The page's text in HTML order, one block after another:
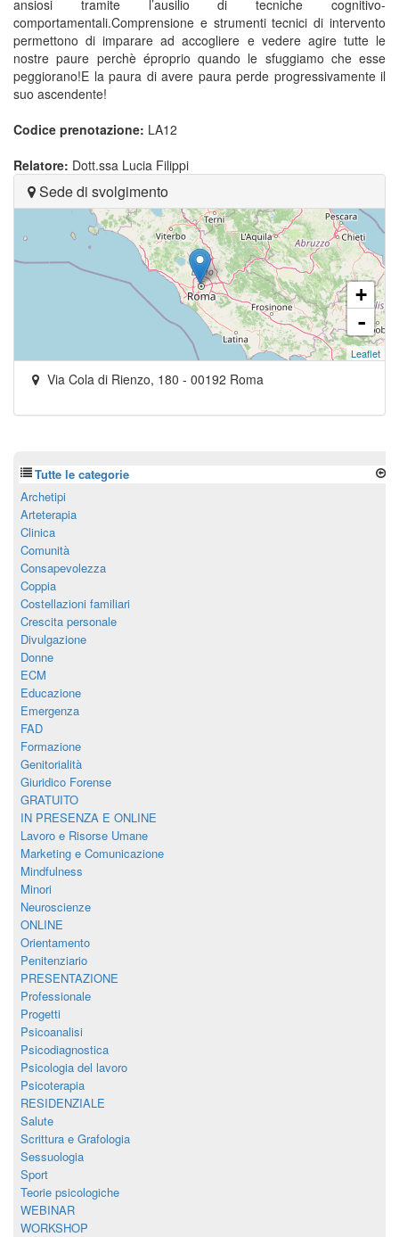
ansiosi tramite l’ausilio di tecniche cognitivo-
comportamentali.Comprensione e strumenti tecnici di intervento
permettono di imparare ad accogliere e vedere agire tutte le
nostre paure perchè éproprio quando le sfuggiamo che esse
peggiorano!E la paura di avere paura perde progressivamente il
suo ascendente!
Codice prenotazione: LA12
Relatore: Dott.ssa Lucia Filippi
Sede di svolgimento
+
-
Leaflet
Via Cola di Rienzo, 180 - 00192 Roma
Tutte le categorie
Archetipi
Arteterapia
Clinica
Comunità
Consapevolezza
Coppia
Costellazioni familiari
Crescita personale
Divulgazione
Donne
ECM
Educazione
Emergenza
FAD
Formazione
Genitorialità
Giuridico Forense
GRATUITO
IN PRESENZA E ONLINE
Lavoro e Risorse Umane
Marketing e Comunicazione
Mindfulness
Minori
Neuroscienze
ONLINE
Orientamento
Penitenziario
PRESENTAZIONE
Professionale
Progetti
Psicoanalisi
Psicodiagnostica
Psicologia del lavoro
Psicoterapia
RESIDENZIALE
Salute
Scrittura e Grafologia
Sessuologia
Sport
Teorie psicologiche
WEBINAR
WORKSHOP